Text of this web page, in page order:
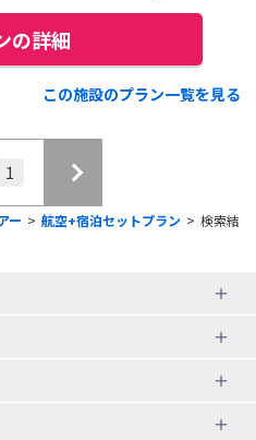
の詳細
この施設のプラン一覧を見る
1
ー > 航空+宿泊セットプラン > 検索結
ＪＡＬで行く飛行機+ホテルパック
ユニバーサル・スタジオ・ジャパ